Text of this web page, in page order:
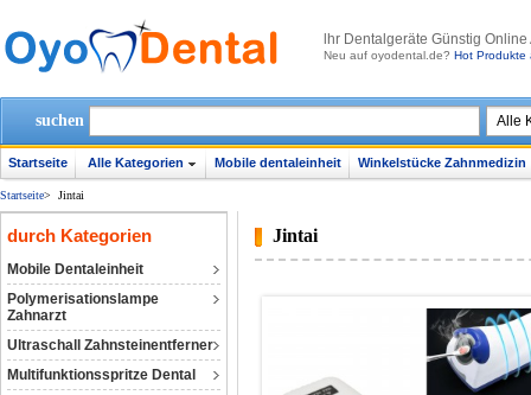
lhr Dentalgeräte Günstig
Neu auf oyodental.de? Hot Produkte
suchen
Startseite Alle Kategorien Mobile dentaleinheit Winkelstücke Zahnmedizin
Startseite> Jintai
durch Kategorien
Mobile Dentaleinheit
Polymerisationslampe
Zahnarzt
Ultraschall Zahnsteinentferner
Multifunktionsspritze Dental
Jintai